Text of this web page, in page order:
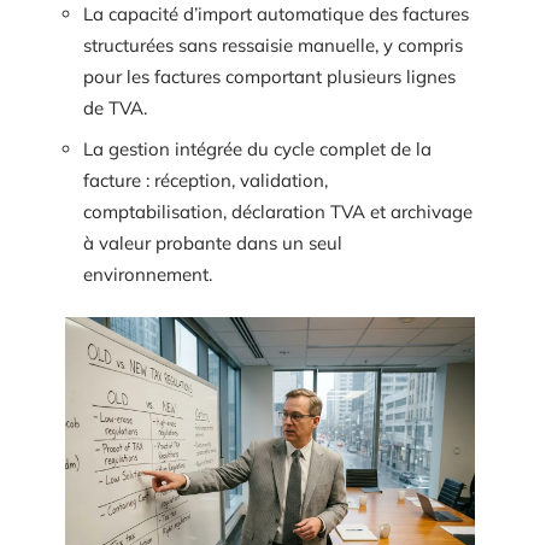
La capacité d’import automatique des factures
structurées sans ressaisie manuelle, y compris
pour les factures comportant plusieurs lignes
de TVA.
La gestion intégrée du cycle complet de la
facture : réception, validation,
comptabilisation, déclaration TVA et archivage
à valeur probante dans un seul
environnement.